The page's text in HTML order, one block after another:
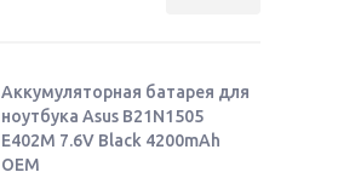
Аккумуляторная батарея для
ноутбука Asus B21N1505
E402M 7.6V Black 4200mAh
OEM